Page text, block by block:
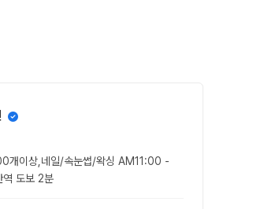
개이상,네일/속눈썹/왁싱 AM11:00 -
도보 2분